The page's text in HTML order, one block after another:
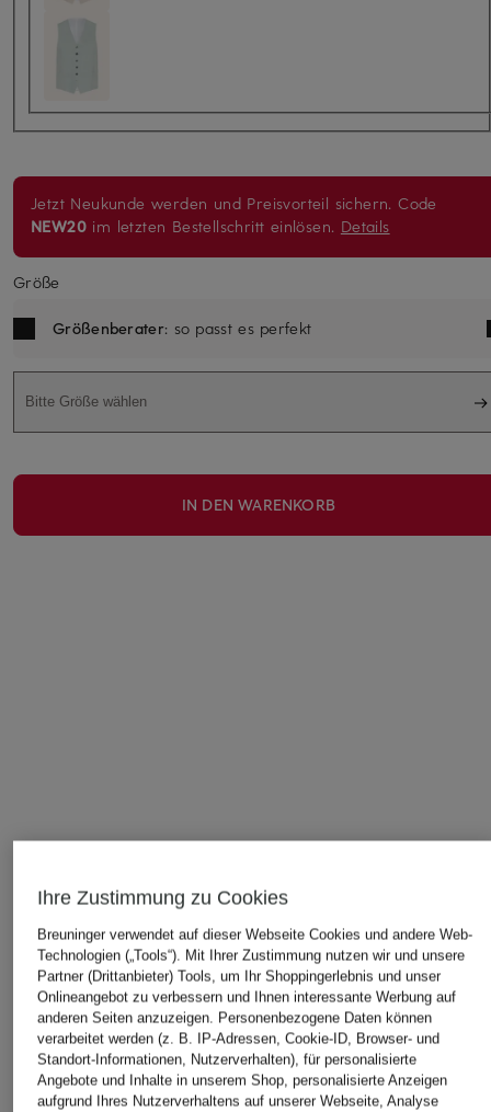
Jetzt Neukunde werden und Preisvorteil sichern. Code
NEW20 im letzten Bestellschritt einlösen. Details
Größe
Größenberater: so passt es perfekt
Bitte Größe wählen
IN DEN WARENKORB
ÄHNLICHE ARTIKEL ENTDECKEN
Ihre Zustimmung zu Cookies
Breuninger verwendet auf dieser Webseite Cookies und andere Web-
Technologien („Tools“). Mit Ihrer Zustimmung nutzen wir und unsere
Partner (Drittanbieter) Tools, um Ihr Shoppingerlebnis und unser
Onlineangebot zu verbessern und Ihnen interessante Werbung auf
anderen Seiten anzuzeigen. Personenbezogene Daten können
verarbeitet werden (z. B. IP-Adressen, Cookie-ID, Browser- und
Standort-Informationen, Nutzerverhalten), für personalisierte
Angebote und Inhalte in unserem Shop, personalisierte Anzeigen
aufgrund Ihres Nutzerverhaltens auf unserer Webseite, Analyse